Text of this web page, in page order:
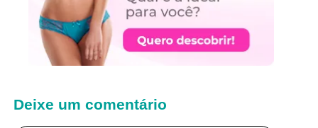
Deixe um comentário